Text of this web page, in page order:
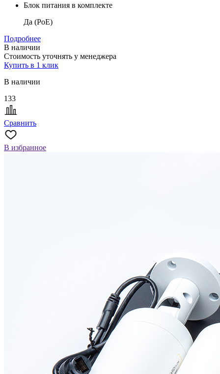
Блок питания в комплекте
Да (PoE)
Подробнее
В наличии
Стоимость уточнять у менеджера
Купить в 1 клик
В наличии
133
Сравнить
В избранное